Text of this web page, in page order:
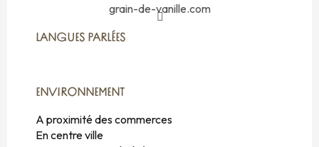
grain-de-vanille.com
LANGUES PARLÉES
LANGUES PARLÉES
ENVIRONNEMENT
ENVIRONNEMENT
A proximité des commerces
En centre ville